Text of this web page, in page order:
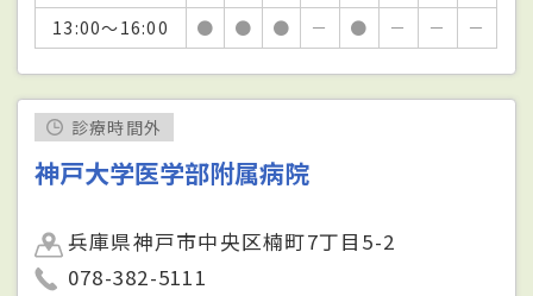
13:00～16:00
● ● ● － ● － － －
診療時間外
神戸大学医学部附属病院
兵庫県神戸市中央区楠町7丁目5-2
078-382-5111